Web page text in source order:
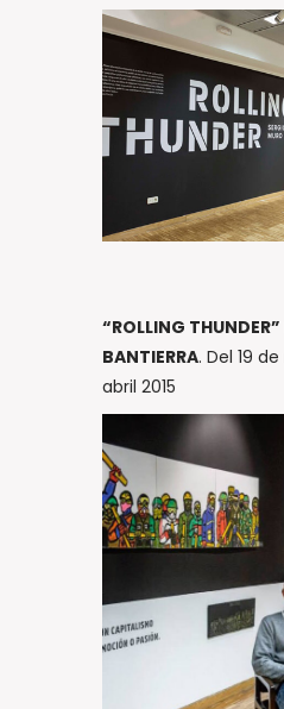
“ROLLING THUNDER”
BANTIERRA. Del 19
abril 2015